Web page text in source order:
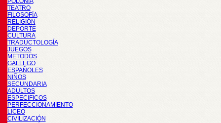
TEATRO
FILOSOFÍA
RELIGIÓN
DEPORTE
CULTURA
TRADUCTOLOGÍA
JUEGOS
METODOS
GALLEGO
ESPAÑOLES
NIÑOS
SECUNDARIA
ADULTOS
ESPECIFICOS
PERFECCIONAMIENTO
LICEO
CIVILIZACIÓN